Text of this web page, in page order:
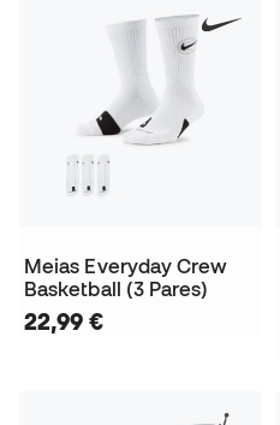
Meias Everyday Crew
Basketball (3 Pares)
22,99 €